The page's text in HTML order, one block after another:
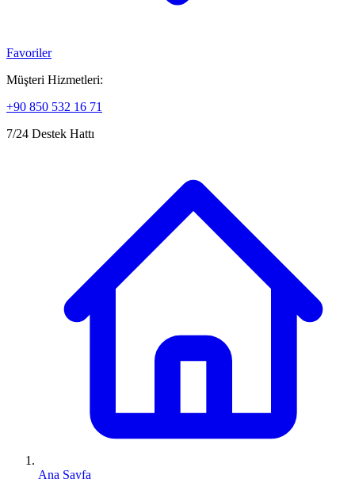
Favoriler
Müşteri Hizmetleri:
+90 850 532 16 71
7/24 Destek Hattı
Ana Sayfa